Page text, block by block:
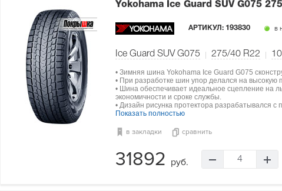
Yokohama Ice Guard SUV G075
АРТИКУЛ: 193830 в
Ice Guard SUV G075 275/40 R22
• Зимняя шина Yokohama Ice Guard G075
• При разработке шин упор делался на
• Шина обеспечивает идеальное сцепление на
экономичности и сроке службы.
• Дизайн рисунка протектора разрабатывался
Показать полностью
в закладки сравнить
31892 руб. 4